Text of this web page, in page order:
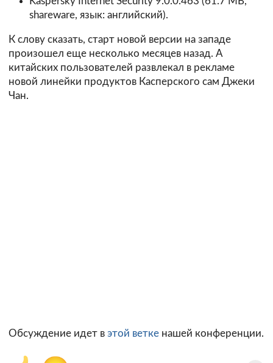
shareware, язык: английский).
К слову сказать, старт новой версии на западе
произошел еще несколько месяцев назад. А
китайских пользователей развлекал в рекламе
новой линейки продуктов Касперского сам Джеки
Чан.
Обсуждение идет в этой ветке нашей конференции.